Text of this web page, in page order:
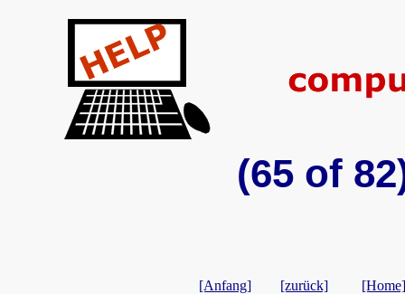
(65 of
[Anfang] [zurück] [Home]